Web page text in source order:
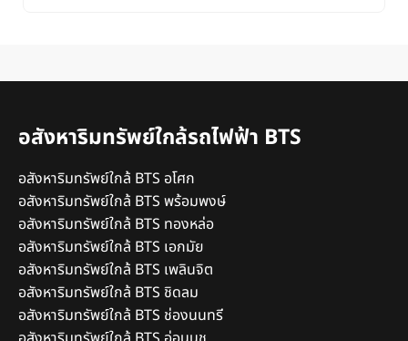
อสังหาริมทรัพย์ใกล้รถไฟฟ้า BTS
อสังหาริมทรัพย์ใกล้ BTS อโศก
อสังหาริมทรัพย์ใกล้ BTS พร้อมพงษ์
อสังหาริมทรัพย์ใกล้ BTS ทองหล่อ
อสังหาริมทรัพย์ใกล้ BTS เอกมัย
อสังหาริมทรัพย์ใกล้ BTS เพลินจิต
อสังหาริมทรัพย์ใกล้ BTS ชิดลม
อสังหาริมทรัพย์ใกล้ BTS ช่องนนทรี